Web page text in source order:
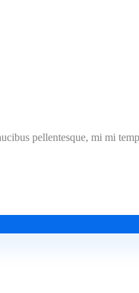
pellentesque, mi mi